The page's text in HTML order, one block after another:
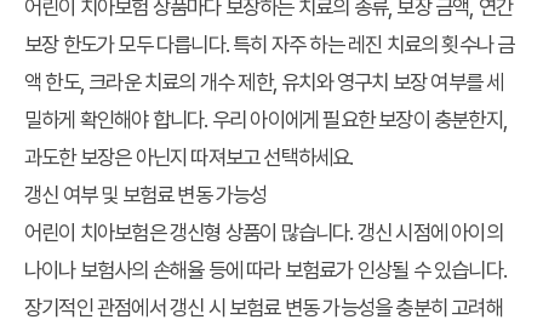
어린이 치아보험 상품마다 보장하는 치료의 종류, 보장 금액, 연간
보장 한도가 모두 다릅니다. 특히 자주 하는 레진 치료의 횟수나 금
액 한도, 크라운 치료의 개수 제한, 유치와 영구치 보장 여부를 세
밀하게 확인해야 합니다. 우리 아이에게 필요한 보장이 충분한지,
과도한 보장은 아닌지 따져보고 선택하세요.
갱신 여부 및 보험료 변동 가능성
어린이 치아보험은 갱신형 상품이 많습니다. 갱신 시점에 아이의
나이나 보험사의 손해율 등에 따라 보험료가 인상될 수 있습니다.
장기적인 관점에서 갱신 시 보험료 변동 가능성을 충분히 고려해